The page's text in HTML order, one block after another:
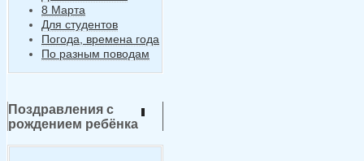
8 Марта
Для студентов
Погода, времена года
По разным поводам
Поздравления с
рождением ребёнка